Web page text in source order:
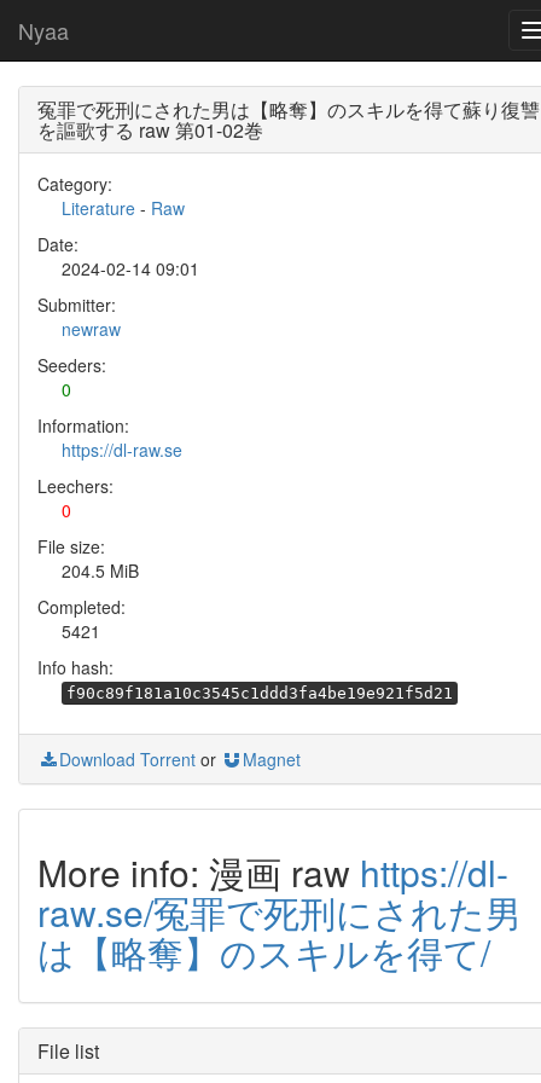
Nyaa
冤罪で死刑にされた男は【略奪】のスキルを得て蘇り復讐
を謳歌する raw 第01-02巻
Category:
Literature - Raw
Date:
2024-02-14 09:01
Submitter:
newraw
Seeders:
0
Information:
https://dl-raw.se
Leechers:
0
File size:
204.5 MiB
Completed:
5421
Info hash:
f90c89f181a10c3545c1ddd3fa4be19e921f5d21
Download Torrent or Magnet
More info: 漫画 raw https://dl-
raw.se/冤罪で死刑にされた男
は【略奪】のスキルを得て/
File list